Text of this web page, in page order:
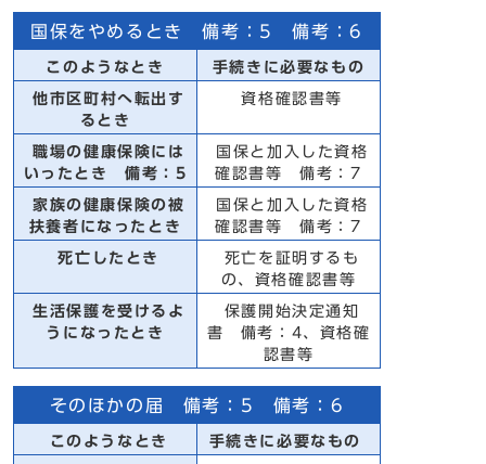
国保をやめるとき 備考：5 備考：6
このようなとき 手続きに必要なもの
他市区町村へ転出す
るとき
資格確認書等
職場の健康保険には
いったとき 備考：5
国保と加入した資格
確認書等 備考：7
家族の健康保険の被
扶養者になったとき
国保と加入した資格
確認書等 備考：7
死亡したとき
死亡を証明するも
の、資格確認書等
生活保護を受けるよ
うになったとき
保護開始決定通知
書 備考：4、資格確
認書等
そのほかの届 備考：5 備考：6
このようなとき 手続きに必要なもの